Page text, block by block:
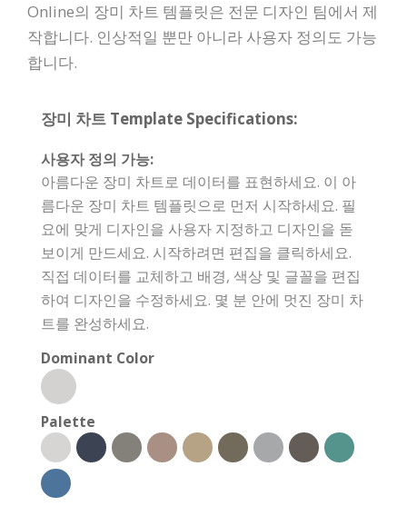
Online의 장미 차트 템플릿은 전문 디자인 팀에서 제
작합니다. 인상적일 뿐만 아니라 사용자 정의도 가능
합니다.
장미 차트 Template Specifications:
사용자 정의 가능:
아름다운 장미 차트로 데이터를 표현하세요. 이 아
름다운 장미 차트 템플릿으로 먼저 시작하세요. 필
요에 맞게 디자인을 사용자 지정하고 디자인을 돋
보이게 만드세요. 시작하려면 편집을 클릭하세요.
직접 데이터를 교체하고 배경, 색상 및 글꼴을 편집
하여 디자인을 수정하세요. 몇 분 안에 멋진 장미 차
트를 완성하세요.
Dominant Color
Palette